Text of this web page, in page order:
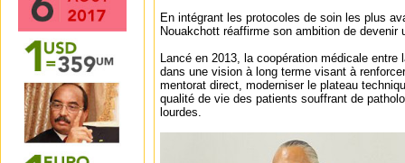
En intégrant les protocoles de soin les plus
Nouakchott réaffirme son ambition de devenir
Lancé en 2013, la coopération médicale entre
dans une vision à long terme visant à
mentorat direct, moderniser le plateau
qualité de vie des patients souffrant de
lourdes.